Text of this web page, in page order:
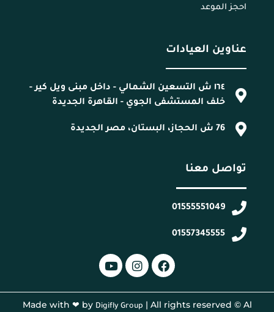
احجز الموعد
عناوين العيادات
١٦٤ ش التسعين الشمالي - داخل مبنى ويل كير -
خلف المستشفى الجوي - القاهرة الجديدة
76 ش الحجاز، البستان، مصر الجديدة
تواصل معنا
01555551049
01557345555
Made with ❤ by Digifly Group | All rights reserved © Al